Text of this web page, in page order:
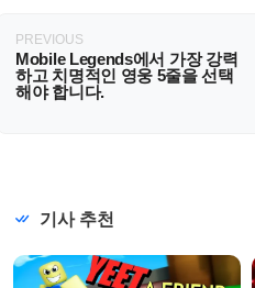
PREVIOUS
Mobile Legends에서 가장 강력
하고 치명적인 영웅 5줄을 선택
해야 합니다.
기사 추천